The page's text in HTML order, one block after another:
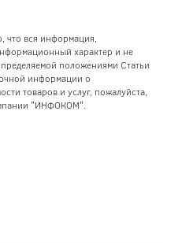
что вся информация,
характер и не
положениями Статьи
информации о
товаров и услуг, пожалуйста,
"ИНФОКОМ".